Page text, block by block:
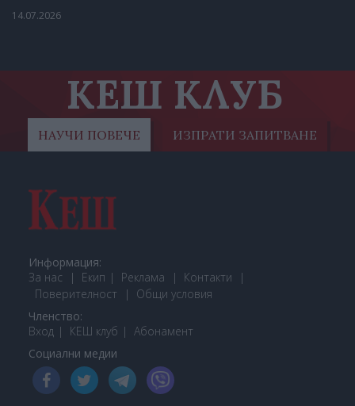
14.07.2026
КЕШ КЛУБ
НАУЧИ ПОВЕЧЕ ИЗПРАТИ ЗАПИТВАНЕ
Информация:
За нас
Екип Реклама
Контакти
Поверителност
Общи условия
Членство:
Вход
КЕШ клуб Абонамент
Социални медии